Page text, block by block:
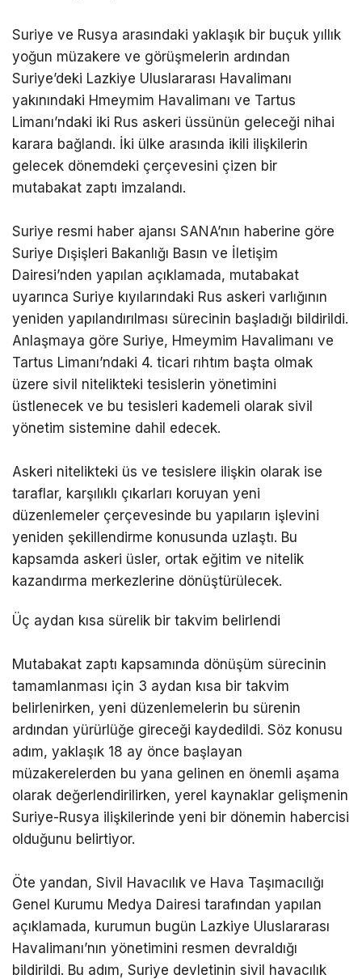
Suriye ve Rusya arasındaki yaklaşık bir buçuk yıllık
yoğun müzakere ve görüşmelerin ardından
Suriye’deki Lazkiye Uluslararası Havalimanı
yakınındaki Hmeymim Havalimanı ve Tartus
Limanı’ndaki iki Rus askeri üssünün geleceği nihai
karara bağlandı. İki ülke arasında ikili ilişkilerin
gelecek dönemdeki çerçevesini çizen bir
mutabakat zaptı imzalandı.
Suriye resmi haber ajansı SANA’nın haberine göre
Suriye Dışişleri Bakanlığı Basın ve İletişim
Dairesi’nden yapılan açıklamada, mutabakat
uyarınca Suriye kıyılarındaki Rus askeri varlığının
yeniden yapılandırılması sürecinin başladığı bildirildi.
Anlaşmaya göre Suriye, Hmeymim Havalimanı ve
Tartus Limanı’ndaki 4. ticari rıhtım başta olmak
üzere sivil nitelikteki tesislerin yönetimini
üstlenecek ve bu tesisleri kademeli olarak sivil
yönetim sistemine dahil edecek.
Askeri nitelikteki üs ve tesislere ilişkin olarak ise
taraflar, karşılıklı çıkarları koruyan yeni
düzenlemeler çerçevesinde bu yapıların işlevini
yeniden şekillendirme konusunda uzlaştı. Bu
kapsamda askeri üsler, ortak eğitim ve nitelik
kazandırma merkezlerine dönüştürülecek.
Üç aydan kısa sürelik bir takvim belirlendi
Mutabakat zaptı kapsamında dönüşüm sürecinin
tamamlanması için 3 aydan kısa bir takvim
belirlenirken, yeni düzenlemelerin bu sürenin
ardından yürürlüğe gireceği kaydedildi. Söz konusu
adım, yaklaşık 18 ay önce başlayan
müzakerelerden bu yana gelinen en önemli aşama
olarak değerlendirilirken, yerel kaynaklar gelişmenin
Suriye-Rusya ilişkilerinde yeni bir dönemin habercisi
olduğunu belirtiyor.
Öte yandan, Sivil Havacılık ve Hava Taşımacılığı
Genel Kurumu Medya Dairesi tarafından yapılan
açıklamada, kurumun bugün Lazkiye Uluslararası
Havalimanı’nın yönetimini resmen devraldığı
bildirildi. Bu adım, Suriye devletinin sivil havacılık